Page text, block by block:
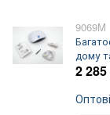
9069M
дому
2 285